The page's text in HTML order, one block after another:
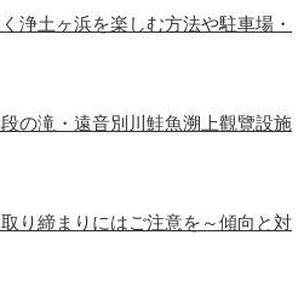
浄土ヶ浜を楽しむ方法や駐車場・
の滝・遠音別川鮭魚溯上觀覽設施
り締まりにはご注意を～傾向と対